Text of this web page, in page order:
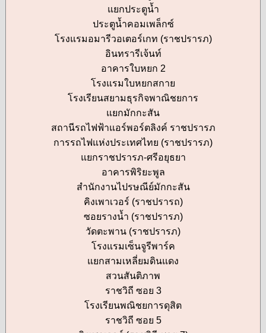
แยกประตูน้ำ
ประตูน้ำคอมเพล็กซ์
โรงแรมอมารีวอเตอร์เกท (ราชปรารภ)
อินทรารีเจ้นท์
อาคารใบหยก 2
โรงแรมใบหยกสกาย
โรงเรียนสยามธุรกิจพาณิชยการ
แยกมักกะสัน
สถานีรถไฟฟ้าแอร์พอร์ตลิงค์ ราชปรารภ
การรถไฟแห่งประเทศไทย (ราชปรารภ)
แยกราชปรารภ-ศรีอยุธยา
อาคารพิริยะพูล
สำนักงานไปรษณีย์มักกะสัน
คิงเพาเวอร์ (ราชปรารถ)
ซอยรางน้ำ (ราชปรารภ)
วัดตะพาน (ราชปรารภ)
โรงแรมเซ็นจูรีพาร์ค
แยกสามเหลี่ยมดินแดง
สวนสันติภาพ
ราชวิถี ซอย 3
โรงเรียนพณิชยการดุสิต
ราชวิถี ซอย 5